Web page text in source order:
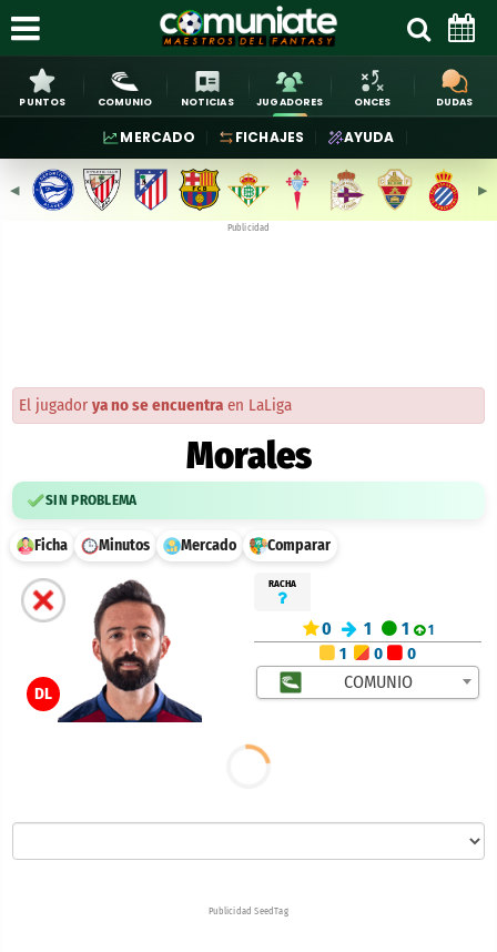
PUNTOS COMUNIO NOTICIAS JUGADORES ONCES DUDAS
MERCADO FICHAJES AYUDA
◀︎ ▶︎
Publicidad
El jugador ya no se encuentra en LaLiga
Morales
SIN PROBLEMA
Ficha Minutos Mercado Comparar
DL
RACHA
0 1 1 1
1 0 0
COMUNIO
Publicidad SeedTag